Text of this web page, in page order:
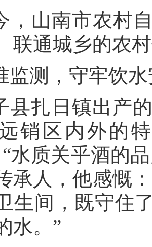
，山南市农村
联通城乡的农
监测，守牢饮
县扎日镇出产
销区内外的
水质关乎酒的
承人，他感慨
生间，既守住
水。”